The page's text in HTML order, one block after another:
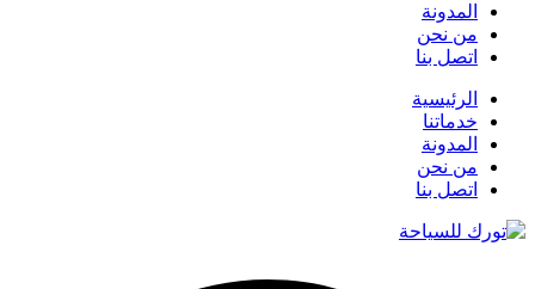
المدونة
من نحن
اتصل بنا
الرئيسية
خدماتنا
المدونة
من نحن
اتصل بنا